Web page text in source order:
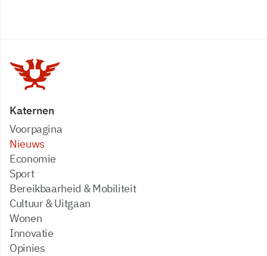
Katernen
Voorpagina
Nieuws
Economie
Sport
Bereikbaarheid & Mobiliteit
Cultuur & Uitgaan
Wonen
Innovatie
Opinies